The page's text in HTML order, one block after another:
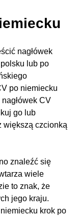
nagłówek
lub po
po niemiecku
CV
go lub
większą czcionką
znaleźć się
wiele
to znak, że
jego kraju.
krok po